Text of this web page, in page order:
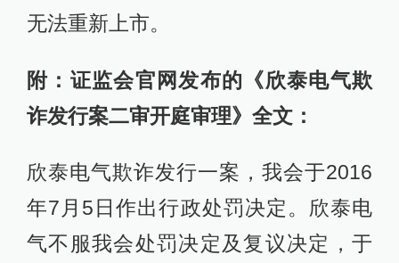
无法重新上市。
附：证监会官网发布的《欣泰电气欺
诈发行案二审开庭审理》全文：
欣泰电气欺诈发行一案，我会于2016
年7月5日作出行政处罚决定。欣泰电
气不服我会处罚决定及复议决定，于